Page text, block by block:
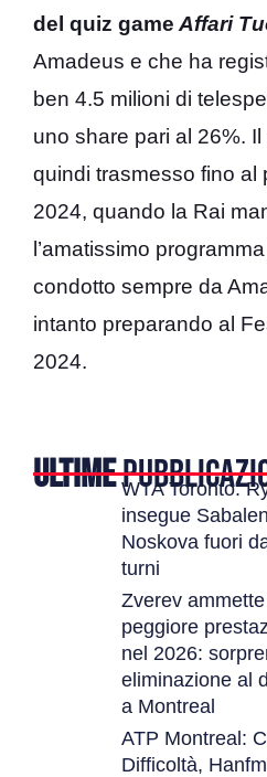
del quiz gameAffari
Amadeus e che ha
ben 4.5 milioni di
uno share pari al 26%.
quindi trasmesso fino al
2024, quando la Rai
l’amatissimo programma
condotto sempre da
intanto preparando al
2024.
ULTIMEWTA Toronto:
insegue
Noskova fuori
turni
Zverev
peggiore
nel 2026:
eliminazione al
a Montreal
ATP Montreal:
Difficoltà,